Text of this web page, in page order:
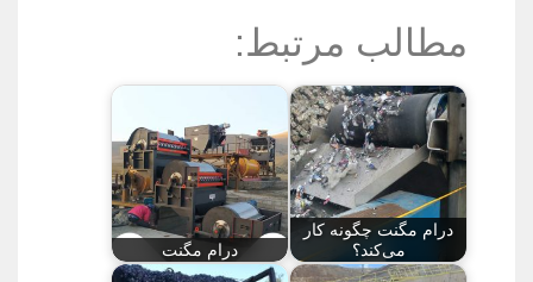
مطالب مرتبط:
درام مگنت چگونه کار
می‌کند؟
درام مگنت